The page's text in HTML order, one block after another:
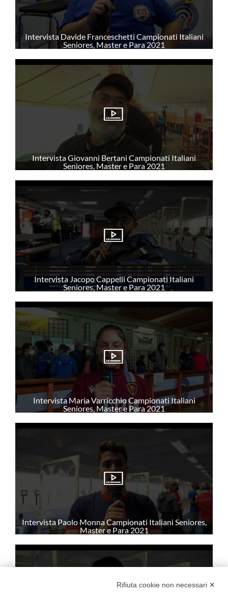
Intervista Davide Franceschetti Campionati Italiani
Seniores, Master e Para 2021
Intervista Giovanni Bertani Campionati Italiani
Seniores, Master e Para 2021
Intervista Jacopo Cappelli Campionati Italiani
Seniores, Master e Para 2021
Intervista Maria Varricchio Campionati Italiani
Seniores, Master e Para 2021
Intervista Paolo Monna Campionati Italiani Seniores,
Master e Para 2021
Rifiuta cookie non necessari ✕